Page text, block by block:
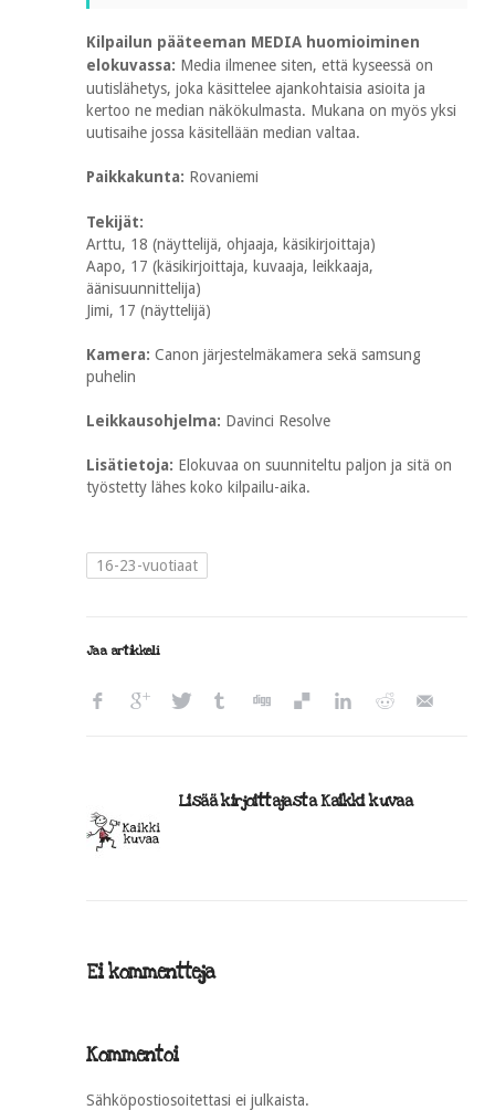
Kilpailun pääteeman MEDIA huomioiminen
elokuvassa: Media ilmenee siten, että kyseessä on
uutislähetys, joka käsittelee ajankohtaisia asioita ja
kertoo ne median näkökulmasta. Mukana on myös yksi
uutisaihe jossa käsitellään median valtaa.
Paikkakunta: Rovaniemi
Tekijät:
Arttu, 18 (näyttelijä, ohjaaja, käsikirjoittaja)
Aapo, 17 (käsikirjoittaja, kuvaaja, leikkaaja,
äänisuunnittelija)
Jimi, 17 (näyttelijä)
Kamera: Canon järjestelmäkamera sekä samsung
puhelin
Leikkausohjelma: Davinci Resolve
Lisätietoja: Elokuvaa on suunniteltu paljon ja sitä on
työstetty lähes koko kilpailu-aika.
16-23-vuotiaat
Jaa artikkeli
Lisää kirjoittajasta Kaikki kuvaa
Ei kommentteja
Kommentoi
Sähköpostiosoitettasi ei julkaista.